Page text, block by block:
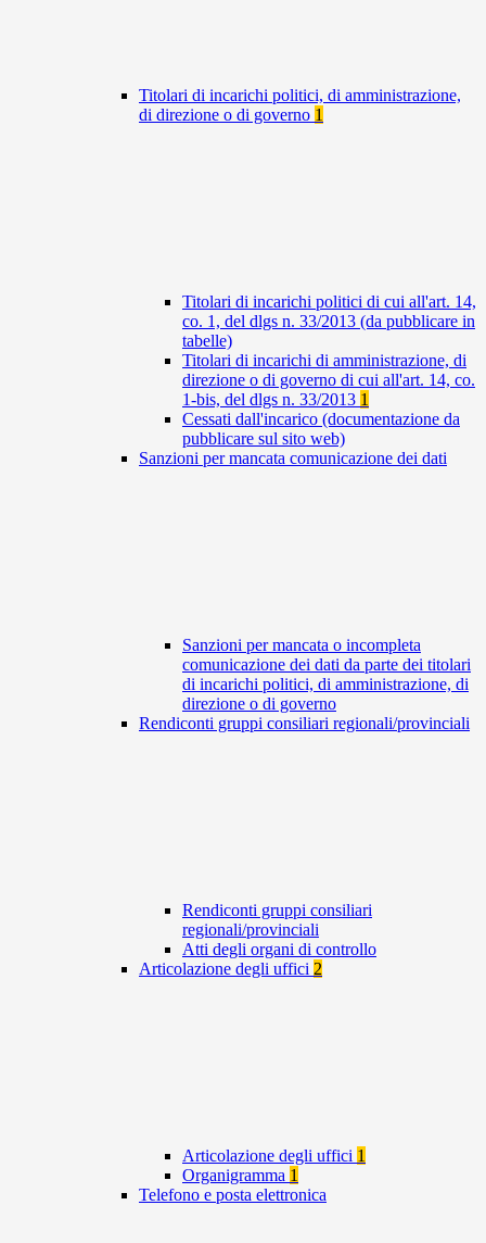
Titolari di incarichi politici, di amministrazione,
di direzione o di governo 1
Titolari di incarichi politici di cui all'art. 14,
co. 1, del dlgs n. 33/2013 (da pubblicare in
tabelle)
Titolari di incarichi di amministrazione, di
direzione o di governo di cui all'art. 14, co.
1-bis, del dlgs n. 33/2013 1
Cessati dall'incarico (documentazione da
pubblicare sul sito web)
Sanzioni per mancata comunicazione dei dati
Sanzioni per mancata o incompleta
comunicazione dei dati da parte dei titolari
di incarichi politici, di amministrazione, di
direzione o di governo
Rendiconti gruppi consiliari regionali/provinciali
Rendiconti gruppi consiliari
regionali/provinciali
Atti degli organi di controllo
Articolazione degli uffici 2
Articolazione degli uffici 1
Organigramma 1
Telefono e posta elettronica